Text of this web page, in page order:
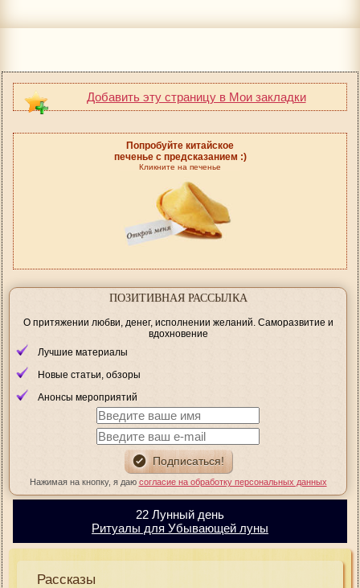
Добавить эту страницу в Мои закладки
Попробуйте китайское
печенье с предсказанием :)
Кликните на печенье
ПОЗИТИВНАЯ РАССЫЛКА
О притяжении любви, денег, исполнении желаний. Саморазвитие и
вдохновение
Лучшие материалы
Новые статьи, обзоры
Анонсы мероприятий
Нажимая на кнопку, я даю согласие на обработку персональных данных
22 Лунный день
Ритуалы для Убывающей луны
Рассказы